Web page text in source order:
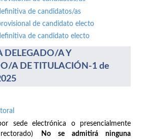
de candidatos/as
de candidato electo
de candidato electo
DELEGADO/A Y
A DE TITULACIÓN-1 de
sede electrónica o presencialmente
No se admitirá ninguna